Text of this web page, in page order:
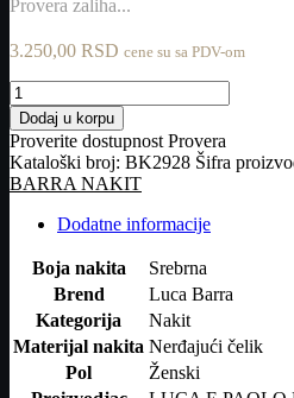
Provera zaliha...
3.250,00 RSD cene su sa PDV-om
LUCA
BARRA-
narukvica
količina
Dodaj u korpu
Proverite dostupnost Provera
Kataloški broj: BK2928 Šifra
BARRA NAKIT
Dodatne informacije
Boja nakita
Srebrna
Brend
Luca Barra
Kategorija
Nakit
Materijal nakita Nerđajući čelik
Pol
Ženski